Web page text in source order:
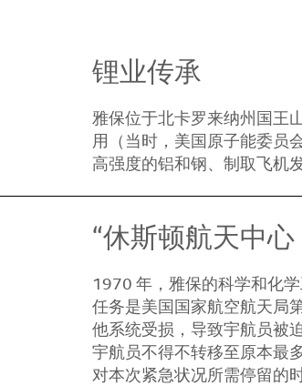
锂业传承
雅保位于北卡罗来纳州国王
用（当时，美国原子能委员
高强度的铝和钢、制取飞机
“休斯顿航天中
1970 年，雅保的科学和化
任务是美国国家航空航天局
他系统受损，导致宇航员被
宇航员不得不转移至原本最
对本次紧急状况所需停留的时